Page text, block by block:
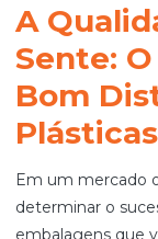
A
Sente:
Bom
Plásticas
Em um mercado
determinar o
embalagens que